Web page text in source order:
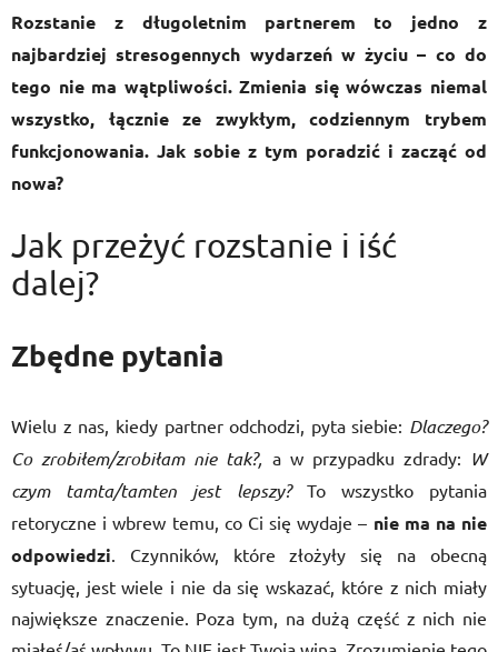
Rozstanie z długoletnim partnerem to jedno z
najbardziej stresogennych wydarzeń w życiu – co do
tego nie ma wątpliwości. Zmienia się wówczas niemal
wszystko, łącznie ze zwykłym, codziennym trybem
funkcjonowania. Jak sobie z tym poradzić i zacząć od
nowa?
Jak przeżyć rozstanie i iść
dalej?
Zbędne pytania
Wielu z nas, kiedy partner odchodzi, pyta siebie: Dlaczego?
Co zrobiłem/zrobiłam nie tak?, a w przypadku zdrady: W
czym tamta/tamten jest lepszy?To wszystko pytania
retoryczne i wbrew temu, co Ci się wydaje – nie ma na nie
odpowiedzi. Czynników, które złożyły się na obecną
sytuację, jest wiele i nie da się wskazać, które z nich miały
największe znaczenie. Poza tym, na dużą część z nich nie